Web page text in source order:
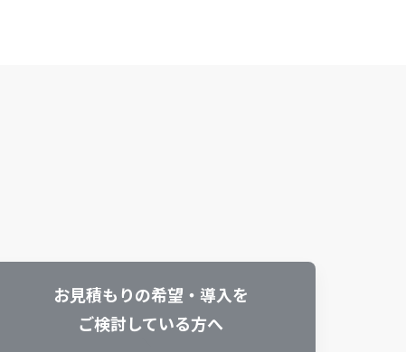
お見積もりの希望・導入を
ご検討している方へ